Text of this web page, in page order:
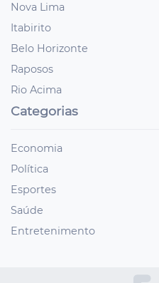
Nova Lima
Itabirito
Belo Horizonte
Raposos
Rio Acima
Categorias
Economia
Política
Esportes
Saúde
Entretenimento